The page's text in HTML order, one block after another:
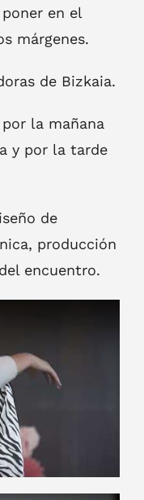
en el
márgenes.
de Bizkaia.
la mañana
y por la tarde
de
producción
encuentro.